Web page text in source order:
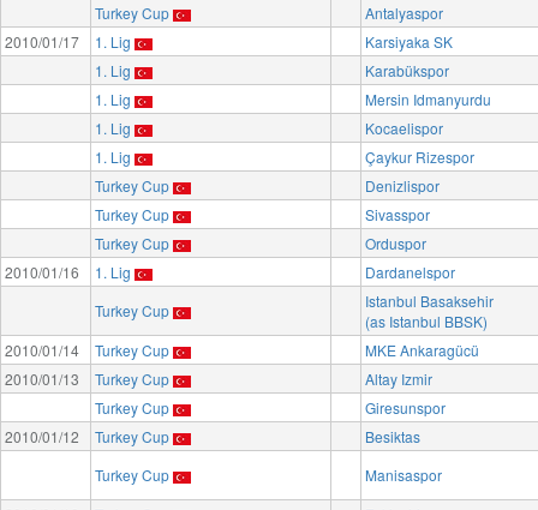
Turkey Cup
Antalyaspor
2010/01/17
1. Lig
Karsiyaka SK
1. Lig
Karabükspor
1. Lig
Mersin Idmanyurdu
1. Lig
Kocaelispor
1. Lig
Çaykur Rizespor
Turkey Cup
Denizlispor
Turkey Cup
Sivasspor
Turkey Cup
Orduspor
2010/01/16
1. Lig
Dardanelspor
Turkey Cup
Istanbul Basaksehir
(as Istanbul BBSK)
2010/01/14
Turkey Cup
MKE Ankaragücü
2010/01/13
Turkey Cup
Altay Izmir
Turkey Cup
Giresunspor
2010/01/12
Turkey Cup
Besiktas
Turkey Cup
Manisaspor